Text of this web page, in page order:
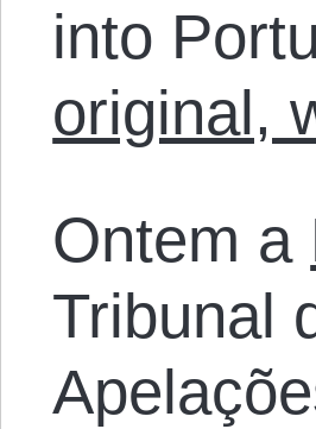
into
original,
Ontem a
Tribunal